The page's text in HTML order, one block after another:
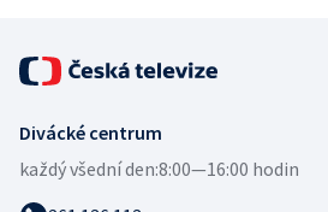
Divácké centrum
každý všední den:8:00—16:00 hodin